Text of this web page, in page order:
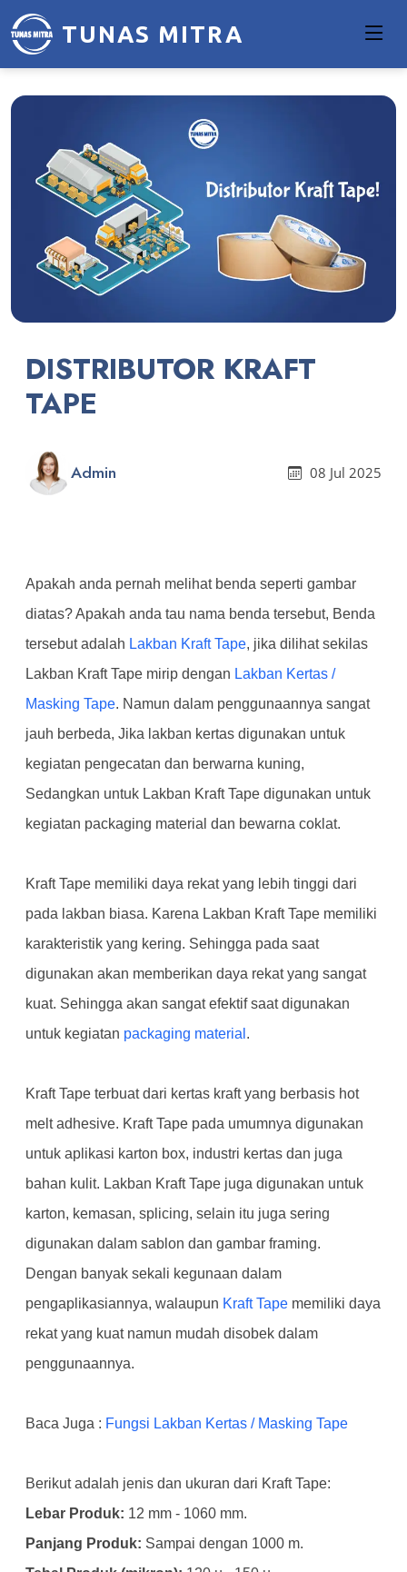
TUNAS MITRA
DISTRIBUTOR KRAFT
TAPE
Admin 08 Jul 2025
Apakah anda pernah melihat benda seperti gambar
diatas? Apakah anda tau nama benda tersebut, Benda
tersebut adalah Lakban Kraft Tape, jika dilihat sekilas
Lakban Kraft Tape mirip dengan Lakban Kertas /
Masking Tape. Namun dalam penggunaannya sangat
jauh berbeda, Jika lakban kertas digunakan untuk
kegiatan pengecatan dan berwarna kuning,
Sedangkan untuk Lakban Kraft Tape digunakan untuk
kegiatan packaging material dan bewarna coklat.
Kraft Tape memiliki daya rekat yang lebih tinggi dari
pada lakban biasa. Karena Lakban Kraft Tape memiliki
karakteristik yang kering. Sehingga pada saat
digunakan akan memberikan daya rekat yang sangat
kuat. Sehingga akan sangat efektif saat digunakan
untuk kegiatan packaging material .
Kraft Tape terbuat dari kertas kraft yang berbasis hot
melt adhesive. Kraft Tape pada umumnya digunakan
untuk aplikasi karton box, industri kertas dan juga
bahan kulit. Lakban Kraft Tape juga digunakan untuk
karton, kemasan, splicing, selain itu juga sering
digunakan dalam sablon dan gambar framing.
Dengan banyak sekali kegunaan dalam
pengaplikasiannya, walaupun Kraft Tape memiliki daya
rekat yang kuat namun mudah disobek dalam
penggunaannya.
Baca Juga : Fungsi Lakban Kertas / Masking Tape
Berikut adalah jenis dan ukuran dari Kraft Tape:
Lebar Produk: 12 mm - 1060 mm.
Panjang Produk: Sampai dengan 1000 m.